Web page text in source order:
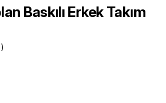
Baskılı Erkek Takım